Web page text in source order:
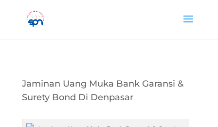
Jaminan Uang Muka Bank Garansi &
Surety Bond Di Denpasar